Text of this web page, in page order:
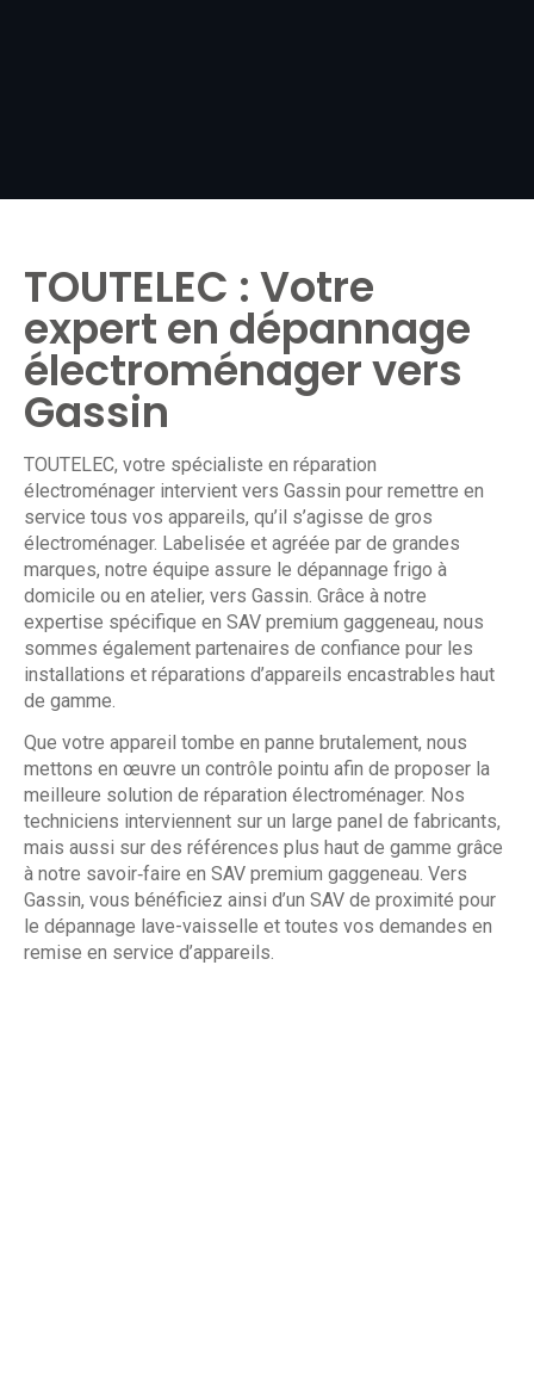
TOUTELEC : Votre
expert en dépannage
électroménager vers
Gassin
TOUTELEC, votre spécialiste en réparation
électroménager intervient vers Gassin pour remettre en
service tous vos appareils, qu’il s’agisse de gros
électroménager. Labelisée et agréée par de grandes
marques, notre équipe assure le dépannage frigo à
domicile ou en atelier, vers Gassin. Grâce à notre
expertise spécifique en SAV premium gaggeneau, nous
sommes également partenaires de confiance pour les
installations et réparations d’appareils encastrables haut
de gamme.
Que votre appareil tombe en panne brutalement, nous
mettons en œuvre un contrôle pointu afin de proposer la
meilleure solution de réparation électroménager. Nos
techniciens interviennent sur un large panel de fabricants,
mais aussi sur des références plus haut de gamme grâce
à notre savoir‑faire en SAV premium gaggeneau. Vers
Gassin, vous bénéficiez ainsi d’un SAV de proximité pour
le dépannage lave-vaisselle et toutes vos demandes en
remise en service d’appareils.